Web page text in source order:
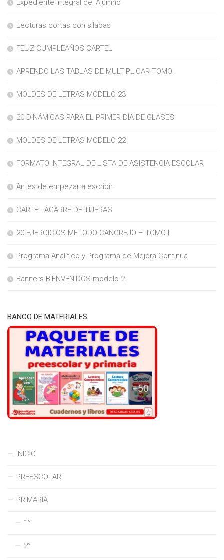
Expediente Integral del Alumno
Lecturas cortas con silabas
FELIZ CUMPLEAÑOS CARTEL
APRENDO LAS TABLAS DE MULTIPLICAR TOMO I
MOLDES DE LETRAS MODELO 23
20 DINÁMICAS PARA EL PRIMER DÍA DE CLASES
MOLDES DE LETRAS MODELO 22
FORMATO INTEGRAL DE LISTA DE ASISTENCIA ESCOLAR
Antes de empezar a escribir
CARTEL AGARRE DE TIJERAS
20 EJERCICIOS METODO CANGREJO – TOMO I
Programa Analítico y Programa de Mejora Continua
Banners BIENVENIDOS modelo 2
BANCO DE MATERIALES
INICIO
PREESCOLAR
PRIMARIA
1°
2°